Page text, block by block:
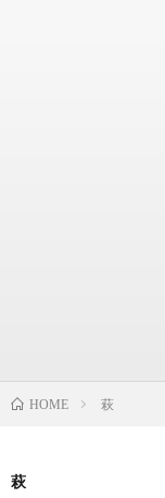
HOME 萩
萩